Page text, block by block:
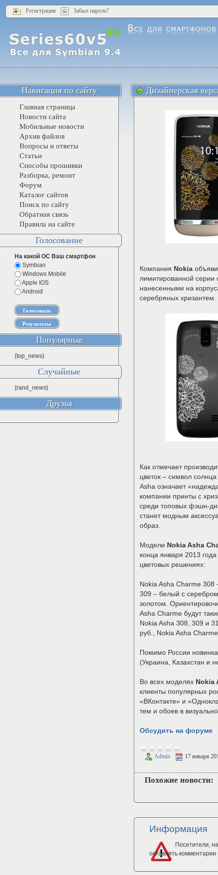
Регистрация Забыл пароль?
Дизайнерская
Компания Nokia
лимитированной
нанесенными на
серебряных хризантем.
Как отмечает
цветок – символ
Asha означает
компании принты с
среди топовых фэшн-
станет модным
образ.
Модели Nokia Asha
конца января 2013
цветовых решениях:
Nokia Asha Charme 308
309 – белый с
золотом.
Asha Charme будут
Nokia Asha 308, 309 и
руб., Nokia Asha
Помимо России
(Украина, Казахстан и
Во всех моделях Nokia
клиенты популярных
«ВКонтакте» и
тем и обоев в
Обсудить на форуме
Admin 17 января
Похожие новости:
Информация
Посетители,
оставлять комментарии
Навигация по сайту
Главная страница
Новости сайта
Мобильные новости
Архив файлов
Вопросы и ответы
Статьи
Способы прошивки
Разборка, ремонт
Форум
Каталог сайтов
Поиск по сайту
Обратная связь
Правила на сайте
Голосование
На какой ОС Ваш смартфон
Symbian
Windows Mobile
Apple IOS
Android
Популярные
{top_news}
Случайные
{rand_news}
Друзья